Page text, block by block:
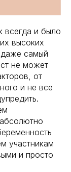
всегда и было
высоких
даже самый
не может
от
и не все
участникам
и просто